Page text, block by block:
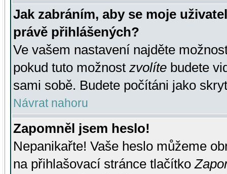
Jak zabráním, aby se moje
právě přihlášených?
Ve vašem nastavení najděte
pokud tuto možnost zvolíte budete
sami sobě. Budete počítáni jako
Návrat nahoru
Zapomněl jsem heslo!
Nepanikařte! Vaše heslo můžeme
na přihlašovací stránce tlačítko